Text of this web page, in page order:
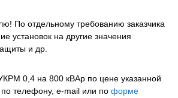
По отдельному требованию заказчика
установок на другие значения
и др.
0,4 на 800 кВАр по цене указанной
телефону, e-mail или по форме